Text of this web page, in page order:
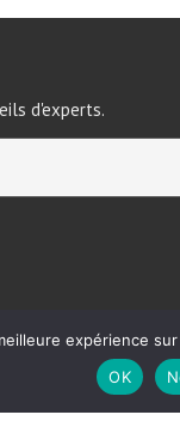
d'experts.
expérience
OK